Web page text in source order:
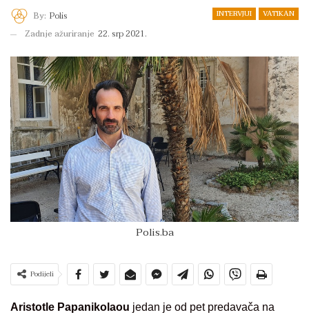
INTERVJUI VATIKAN
By: Polis
Zadnje ažuriranje 22. srp 2021.
Polis.ba
Podijeli
Aristotle Papanikolaou jedan je od pet predavača na